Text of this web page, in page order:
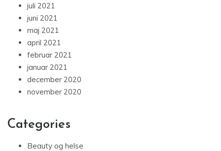
juli 2021
juni 2021
maj 2021
april 2021
februar 2021
januar 2021
december 2020
november 2020
Categories
Beauty og helse